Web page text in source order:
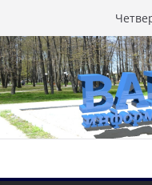
к
содержимому